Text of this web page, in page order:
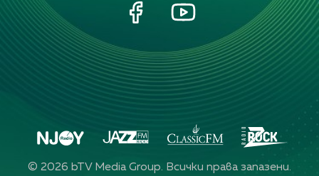
© 2026 bTV Media Group. Всички права запазени.